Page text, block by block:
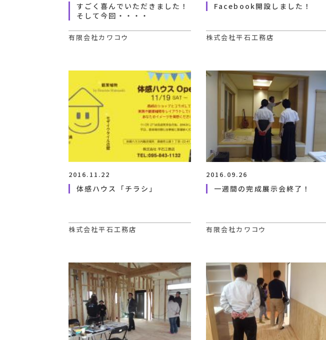
すごく喜んでいただきました！
そして今回・・・・
有限会社カワコウ
Facebook開設しました！
株式会社平石工務店
2016.11.22
体感ハウス「チラシ」
株式会社平石工務店
2016.09.26
一週間の完成展示会終了！
有限会社カワコウ